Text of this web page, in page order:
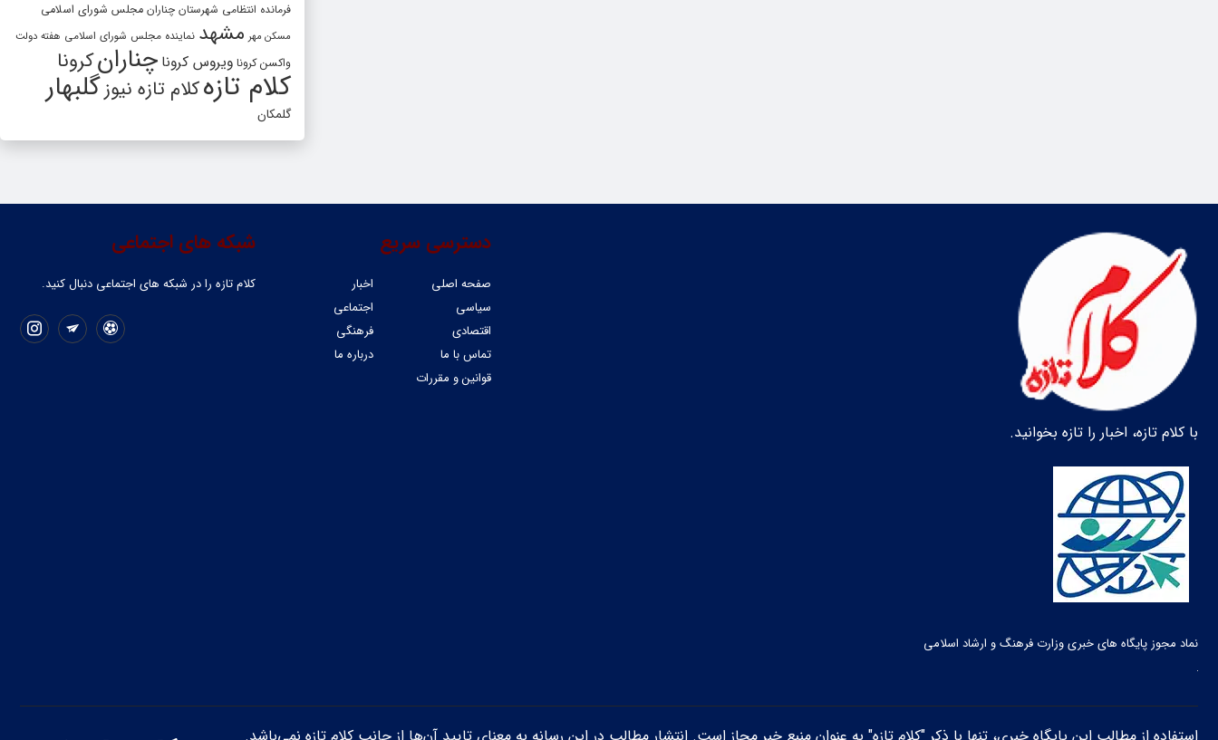
فرمانده انتظامی شهرستان چناران مجلس شورای اسلامی
مسکن مهر مشهد نماینده مجلس شورای اسلامی هفته دولت
واکسن کرونا ویروس کرونا چنارانکرونا
کلام تازهکلام تازه نیوزگلبهار
گلمکان
با کلام تازه، اخبار را تازه بخوانید.
نماد مجوز پایگاه های خبری وزارت فرهنگ و ارشاد اسلامی
شبکه های اجتماعی
کلام تازه را در شبکه ‌های اجتماعی دنبال کنید.
دسترسی سریع
صفحه اصلی
اخبار
سیاسی
اجتماعی
اقتصادی
فرهنگی
تماس با ما
درباره ما
قوانین و مقررات